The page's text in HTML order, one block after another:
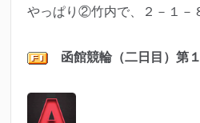
やっぱり②竹内で、２－１－
函館競輪（二日目）第